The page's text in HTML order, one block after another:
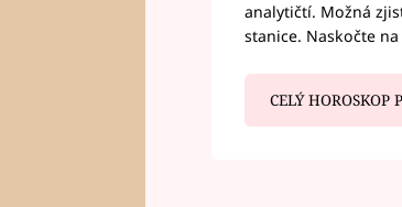
analytičtí. Možná
stanice. Naskočte
CELÝ HOROSKOP